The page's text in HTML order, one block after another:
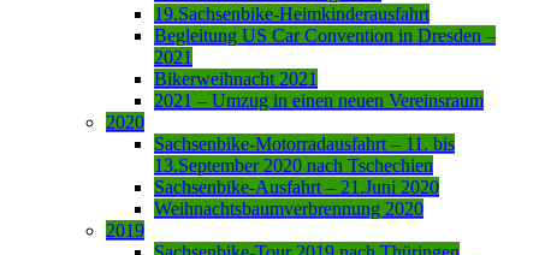
19.Sachsenbike-Heimkinderausfahrt
Begleitung US Car Convention in Dresden –
2021
Bikerweihnacht 2021
2021 – Umzug in einen neuen Vereinsraum
2020
Sachsenbike-Motorradausfahrt – 11. bis
13.September 2020 nach Tschechien
Sachsenbike-Ausfahrt – 21.Juni 2020
Weihnachtsbaumverbrennung 2020
2019